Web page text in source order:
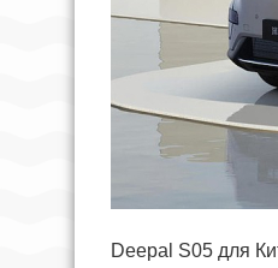
Deepal S05 для